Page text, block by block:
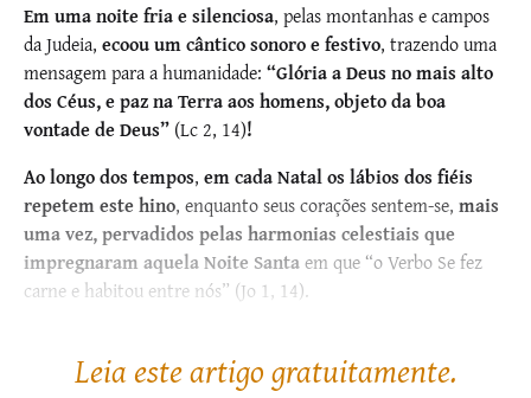
Em uma noite fria e silenciosa, pelas montanhas e campos
da Judeia, ecoou um cântico sonoro e festivo, trazendo uma
mensagem para a humanidade: “Glória a Deus no mais alto
dos Céus, e paz na Terra aos homens, objeto da boa
vontade de Deus” (Lc 2, 14)!
Ao longo dos tempos, em cada Natal os lábios dos fiéis
repetem este hino, enquanto seus corações sentem-se, mais
uma vez, pervadidos pelas harmonias celestiais que
impregnaram aquela Noite Santaem que “o Verbo Se fez
carne e habitou entre nós” (Jo 1, 14).
Leia este artigo gratuitamente.